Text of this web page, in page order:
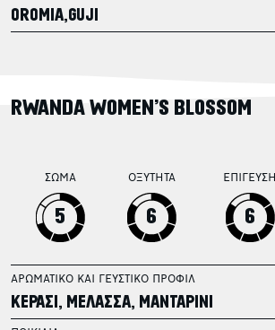
OROMIA,GUJI
RWANDA WOMEN’S BLOSSOM
ΣΩΜΑ
5
ΟΞΥΤΗΤΑ
6
ΕΠΙΓΕΥΣΗ
6
ΑΡΩΜΑΤΙΚΟ ΚΑΙ ΓΕΥΣΤΙΚΟ ΠΡΟΦΙΛ
ΚΕΡΑΣΙ, ΜΕΛΑΣΣΑ, ΜΑΝΤΑΡΙΝΙ